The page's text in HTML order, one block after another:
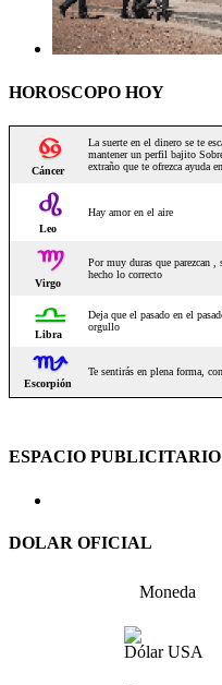
HOROSCOPO HOY
ESPACIO PUBLICITARIO
DOLAR OFICIAL
Moneda
Dólar USA